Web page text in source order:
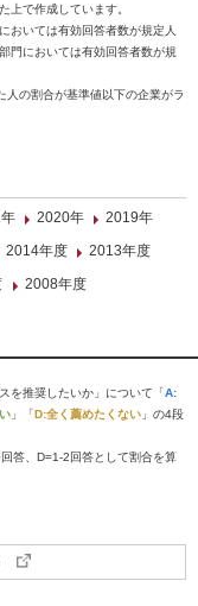
上で作成しています。
おいては有効回答者数が規定人
門においては有効回答者数が規
の割合が基準値以下の企業がラ
2020年
2019年
2014年度
2013年度
2008年度
を推奨したいか」について「A:
」「D:全く薦めたくない 」の4段
答、D=1-2回答として割合を算